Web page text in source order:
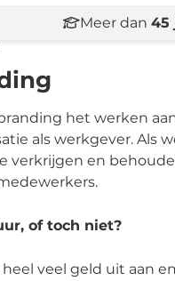
Meer dan 45
het werken
als werkgever. Als
verkrijgen en
of toch niet?
veel geld uit aan